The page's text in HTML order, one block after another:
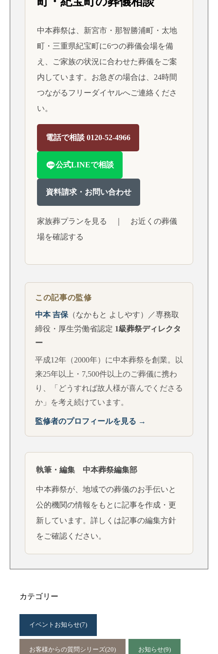
中本葬祭は、新宮市・那智勝浦町・太地
町・三重県紀宝町に6つの葬儀会場を備
え、ご家族の状況に合わせた葬儀をご案
内しています。お急ぎの場合は、24時間
つながるフリーダイヤルへご連絡くださ
い。
電話で相談 0120-52-4966
公式LINEで相談
資料請求・お問い合わせ
家族葬プランを見る
お近くの葬儀
場を確認する
この記事の監修
中本 吉保 （なかもと よしやす）／専務取
締役・厚生労働省認定 1級葬祭ディレクタ
ー
平成12年（2000年）に中本葬祭を創業。以
来25年以上・7,500件以上のご葬儀に携わ
り、「どうすれば故人様が喜んでくださる
か」を考え続けています。
監修者のプロフィールを見る →
執筆・編集 中本葬祭編集部
中本葬祭が、地域での葬儀のお手伝いと
公的機関の情報をもとに記事を作成・更
新しています。詳しくは記事の編集方針
をご確認ください。
カテゴリー
イベントお知らせ(7)
お客様からの質問シリーズ(20) お知らせ(9)